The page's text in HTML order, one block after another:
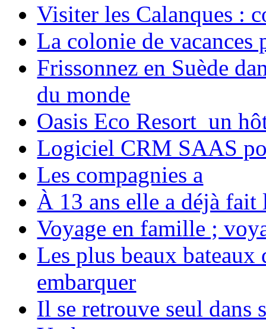
Visiter les Calanques :
La colonie de vacances
Frissonnez en Suède
du monde
Oasis Eco Resort un
Logiciel CRM SAAS
Les compagnies a
À 13 ans elle a déjà
Voyage en famille ;
Les plus beaux bateaux
embarquer
Il se retrouve seul dans